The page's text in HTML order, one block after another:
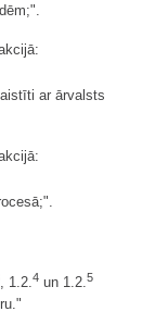
ar ārvalsts
​​​​​​​, 1.2.4 ​​​​​​​ un 1.2.5